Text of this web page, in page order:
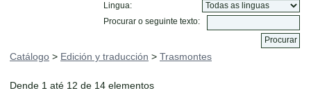
Lingua:
Procurar o seguinte texto:
Catálogo > Edición y traducción > Trasmontes
Dende 1 até 12 de 14 elementos